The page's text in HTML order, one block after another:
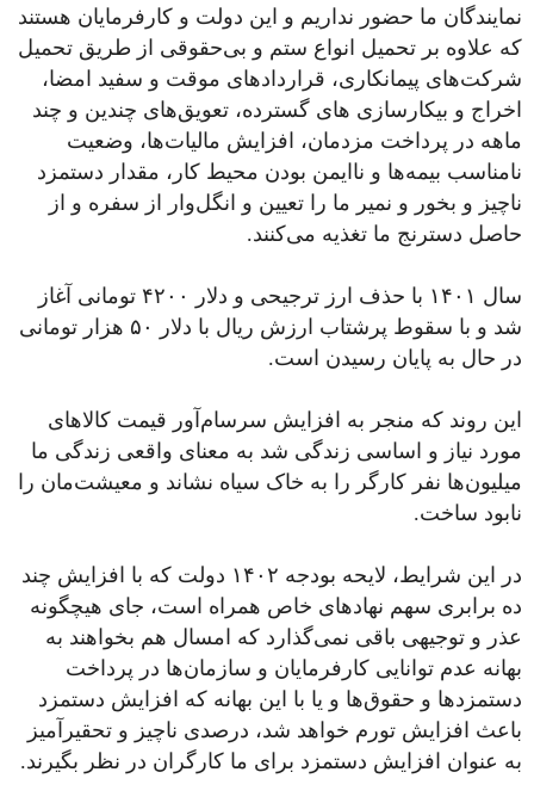
نمایندگان ما حضور نداریم و این دولت و کارفرمایان هستند
که علاوه بر تحمیل انواع ستم و بی‌حقوقی از طریق تحمیل
شرکت‌های پیمانکاری، قراردادهای موقت و سفید امضا،
اخراج و بیکارسازی های گسترده، تعویق‌های چندین و چند
ماهه در پرداخت مزدمان، افزایش مالیات‌ها، وضعیت
نامناسب بیمه‌ها و ناایمن بودن محیط کار، مقدار دستمزد
ناچیز و بخور و نمیر ما را تعیین و انگل‌وار از سفره و از
حاصل دسترنج ما تغذیه می‌کنند.
سال ۱۴۰۱ با حذف ارز ترجیحی و دلار ۴۲۰۰ تومانی آغاز
شد و با سقوط پرشتاب ارزش ریال با دلار ۵۰ هزار تومانی
در حال به پایان رسیدن است.
این روند که منجر به افزایش سرسام‌آور قیمت کالاهای
مورد نیاز و اساسی زندگی شد به معنای واقعی زندگی ما
میلیون‌ها نفر کارگر را به خاک سیاه نشاند و معیشت‌مان را
نابود ساخت.
در این شرایط، لایحه بودجه ۱۴۰۲ دولت که با افزایش چند
ده برابری سهم نهادهای خاص همراه است، جای هیچگونه
عذر و توجیهی باقی نمی‌گذارد که امسال هم بخواهند به
بهانه عدم توانایی کارفرمایان و سازمان‌ها در پرداخت
دستمزدها و حقوق‌ها و یا با این بهانه که افزایش دستمزد
باعث افزایش تورم خواهد شد، درصدی ناچیز و تحقیرآمیز
به عنوان افزایش دستمزد برای ما کارگران در نظر بگیرند.